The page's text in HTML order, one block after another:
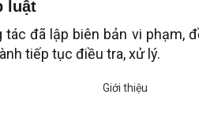
luật
đã lập biên bản vi phạm,
tiếp tục điều tra, xử lý.